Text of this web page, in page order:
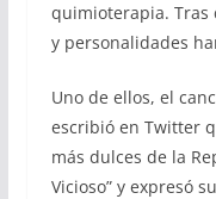
quimioterapia. Tras
y personalidades
Uno de ellos, el
escribió en Twitter
más dulces de la
Vicioso” y expresó